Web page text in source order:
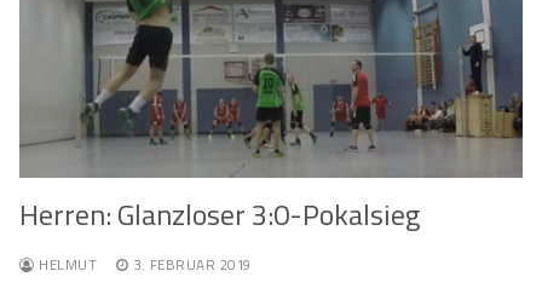
Damen
Mixed
Kontaktformular
Anfahrt
Datenschutzerklärung
Herren: Glanzloser 3:0-Pokalsieg
HELMUT 3. FEBRUAR 2019